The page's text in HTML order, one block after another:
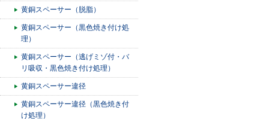
黄銅スペーサー（脱脂）
黄銅スペーサー（黒色焼き付け処
理）
黄銅スペーサー（逃げミゾ付・バ
リ吸収・黒色焼き付け処理）
黄銅スペーサー違径
黄銅スペーサー違径（黒色焼き付
け処理）